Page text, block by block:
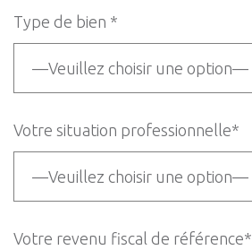
Type de bien *
Votre situation professionnelle*
Votre revenu fiscal de référence*